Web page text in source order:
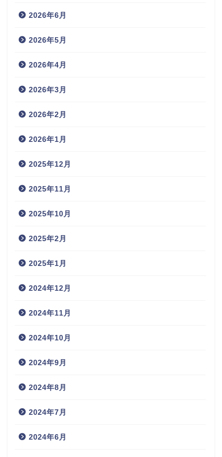
2026年6月
2026年5月
2026年4月
2026年3月
2026年2月
2026年1月
2025年12月
2025年11月
2025年10月
2025年2月
2025年1月
2024年12月
2024年11月
2024年10月
2024年9月
2024年8月
2024年7月
2024年6月